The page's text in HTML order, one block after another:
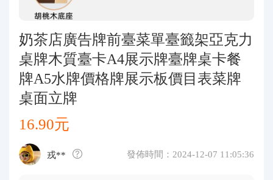
關於我們
奶茶店廣告牌前臺菜單臺籤架亞克力
桌牌木質臺卡A4展示牌臺牌桌卡餐
牌A5水牌價格牌展示板價目表菜牌
桌面立牌
16.90元
戎** 發佈時間：2024-12-07 11:05:36